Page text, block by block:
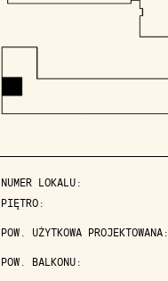
NUMER LOKALU:
PIĘTRO:
POW. UŻYTKOWA PROJEKTOWANA:
POW. BALKONU: